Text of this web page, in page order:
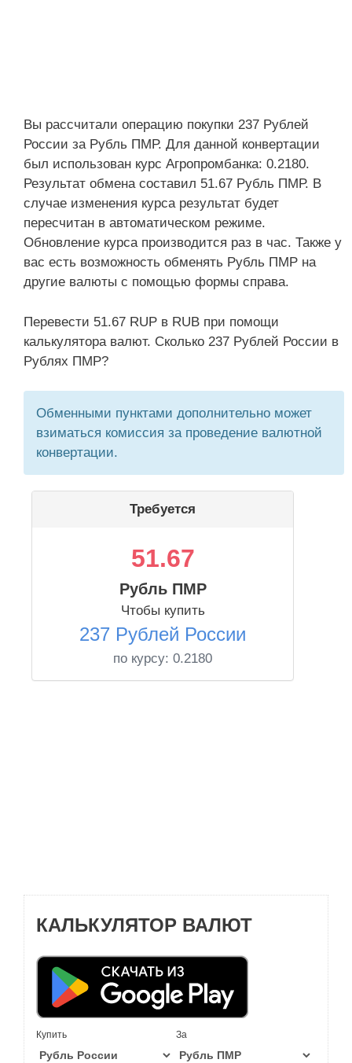
Вы рассчитали операцию покупки 237 Рублей
России за Рубль ПМР. Для данной конвертации
был использован курс Агропромбанка: 0.2180.
Результат обмена составил 51.67 Рубль ПМР. В
случае изменения курса результат будет
пересчитан в автоматическом режиме.
Обновление курса производится раз в час. Также у
вас есть возможность обменять Рубль ПМР на
другие валюты с помощью формы справа.
Перевести 51.67 RUP в RUB при помощи
калькулятора валют. Сколько 237 Рублей России в
Рублях ПМР?
Обменными пунктами дополнительно может
взиматься комиссия за проведение валютной
конвертации.
Требуется
51.67
Рубль ПМР
Чтобы купить
237 Рублей России
по курсу: 0.2180
КАЛЬКУЛЯТОР ВАЛЮТ
Купить За